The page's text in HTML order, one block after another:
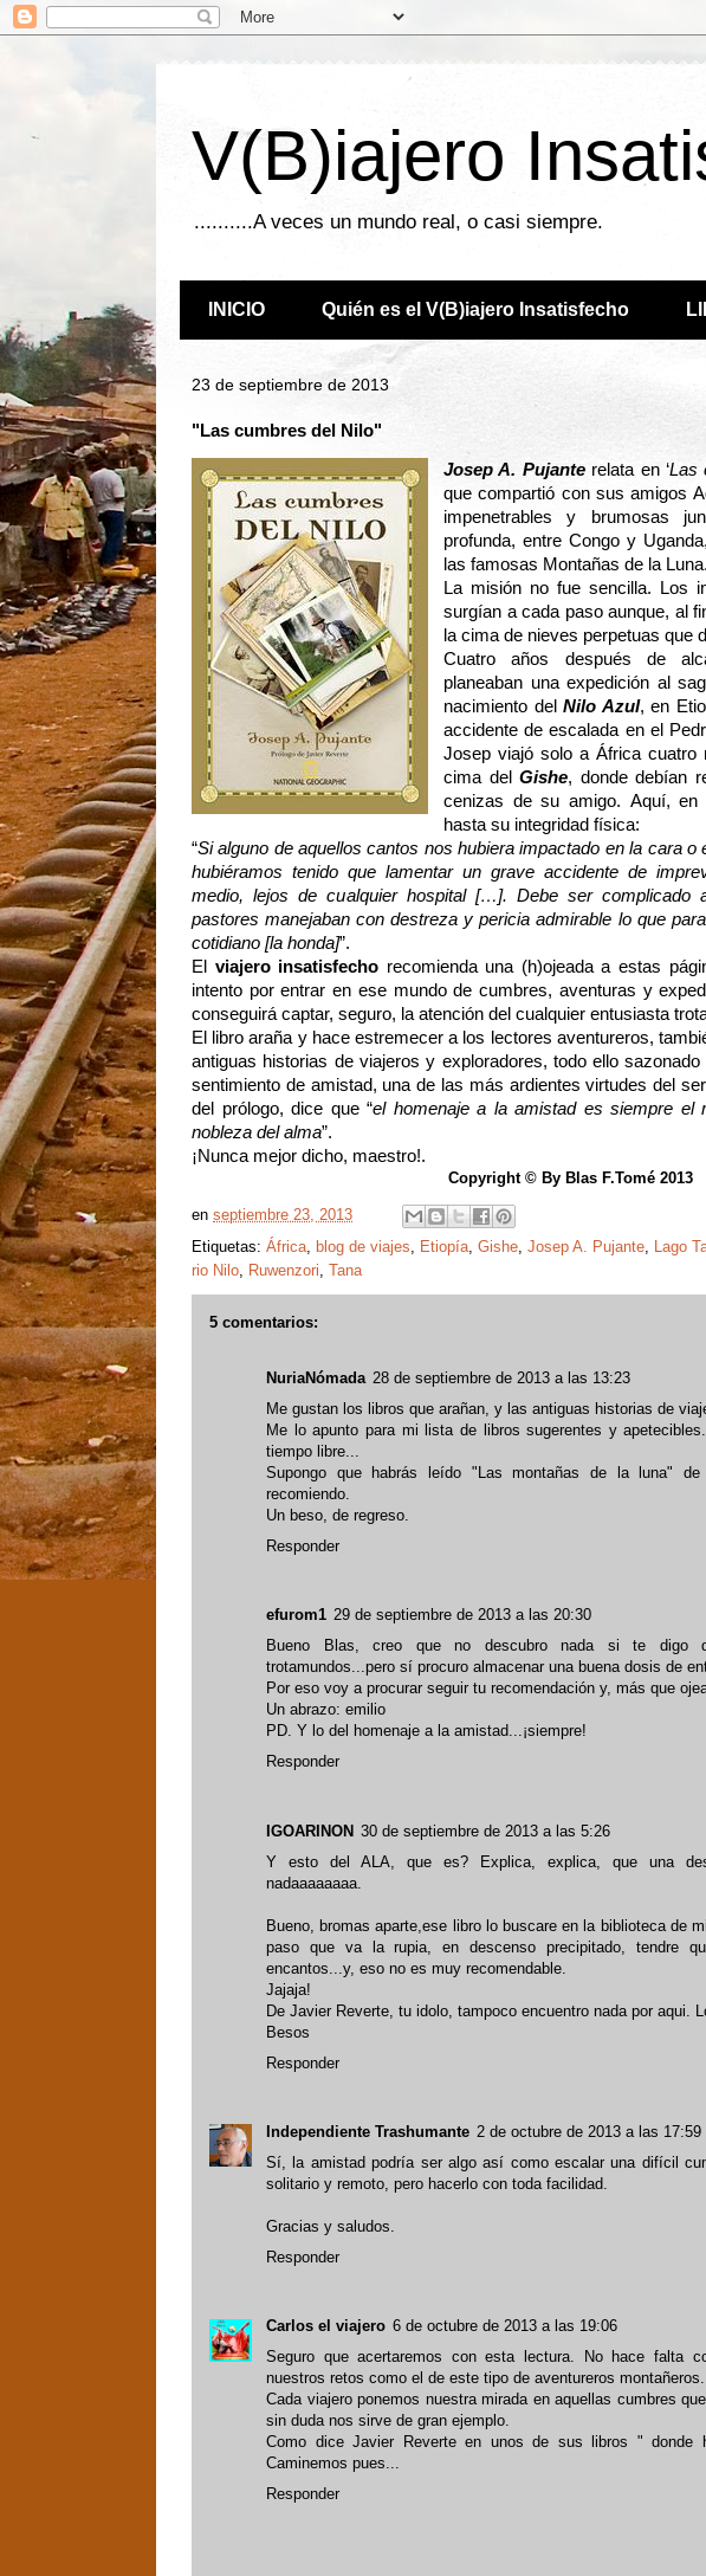
V(B)iajero
..........A veces un mundo real, o casi siempre.
INICIO Quién es el V(B)iajero Insatisfecho
23 de septiembre de 2013
"Las cumbres del Nilo"
Josep A. Pujanterelata en ‘Las
que compartió con sus amigos
impenetrables y brumosas
profunda, entre Congo y
las famosas Montañas de la Luna.
La misión no fue sencilla. Los
surgían a cada paso aunque, al
la cima de nieves perpetuas que
Cuatro años después de
planeaban una expedición al
nacimiento del Nilo Azul, en
accidente de escalada en el
Josep viajó solo a África
cima delGishe, donde debían
cenizas de su amigo. Aquí, en
hasta su integridad física:
“Si alguno de aquellos cantos nos hubiera impactado en la cara o
hubiéramos tenido que lamentar un grave accidente de
medio, lejos de cualquier hospital […]. Debe ser complicado
pastores manejaban con destreza y pericia admirable lo que
cotidiano [la honda]”.
El viajero insatisfecho recomienda una (h)ojeada a estas
intento por entrar en ese mundo de cumbres, aventuras y
conseguirá captar, seguro, la atención del cualquier entusiasta
El libro araña y hace estremecer a los lectores aventureros,
antiguas historias de viajeros y exploradores, todo ello
sentimiento de amistad, una de las más ardientes virtudes del
del prólogo, dice que “el homenaje a la amistad es siempre el
nobleza del alma”.
¡Nunca mejor dicho, maestro!.
Copyright © By Blas F.Tomé 2013
en septiembre 23, 2013
Etiquetas: África, blog de viajes, Etiopía, Gishe, Josep A. Pujante, Lago
rio Nilo, Ruwenzori, Tana
5 comentarios:
NuriaNómada 28 de septiembre de 2013 a las 13:23
Me gustan los libros que arañan, y las antiguas historias de
Me lo apunto para mi lista de libros sugerentes y
tiempo libre...
Supongo que habrás leído "Las montañas de la luna"
recomiendo.
Un beso, de regreso.
Responder
efurom1 29 de septiembre de 2013 a las 20:30
Bueno Blas, creo que no descubro nada si te digo
trotamundos...pero sí procuro almacenar una buena dosis de
Por eso voy a procurar seguir tu recomendación y, más que
Un abrazo: emilio
PD. Y lo del homenaje a la amistad...¡siempre!
Responder
IGOARINON 30 de septiembre de 2013 a las 5:26
Y esto del ALA, que es? Explica, explica, que una
nadaaaaaaaa.
Bueno, bromas aparte,ese libro lo buscare en la biblioteca de
paso que va la rupia, en descenso precipitado, tendre
encantos...y, eso no es muy recomendable.
Jajaja!
De Javier Reverte, tu idolo, tampoco encuentro nada por aqui.
Besos
Responder
Independiente Trashumante 2 de octubre de 2013 a las 17:59
Sí, la amistad podría ser algo así como escalar una difícil
solitario y remoto, pero hacerlo con toda facilidad.
Gracias y saludos.
Responder
Carlos el viajero 6 de octubre de 2013 a las 19:06
Seguro que acertaremos con esta lectura. No hace falta
nuestros retos como el de este tipo de aventureros montañeros.
Cada viajero ponemos nuestra mirada en aquellas cumbres
sin duda nos sirve de gran ejemplo.
Como dice Javier Reverte en unos de sus libros " donde
Caminemos pues...
Responder